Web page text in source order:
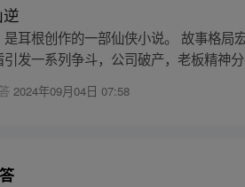
是耳根创作的一部仙侠小说。 故事格
引发一系列争斗，公司破产，老板精神
2024年09月04日 07:58